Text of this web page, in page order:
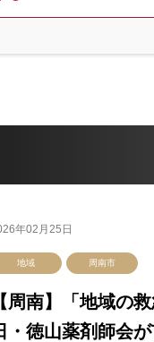
年02月25日
地域 周南市
周南】「地域の
・徳山薬剤師会